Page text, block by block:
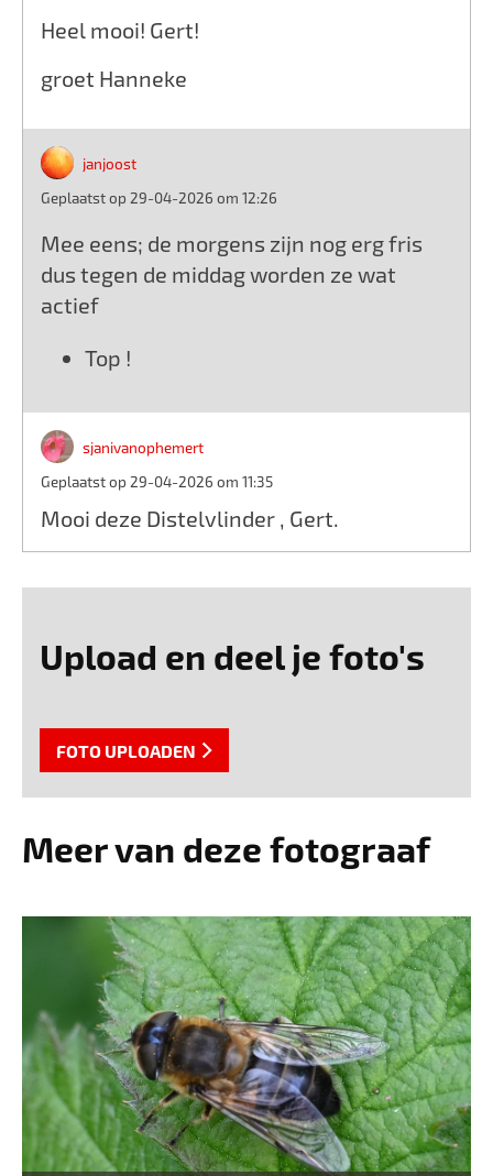
Heel mooi! Gert!
groet Hanneke
janjoost
Geplaatst op 29-04-2026 om 12:26
Mee eens; de morgens zijn nog erg fris
dus tegen de middag worden ze wat
actief
Top !
sjanivanophemert
Geplaatst op 29-04-2026 om 11:35
Mooi deze Distelvlinder , Gert.
Upload en deel je foto's
FOTO UPLOADEN
Meer van deze fotograaf